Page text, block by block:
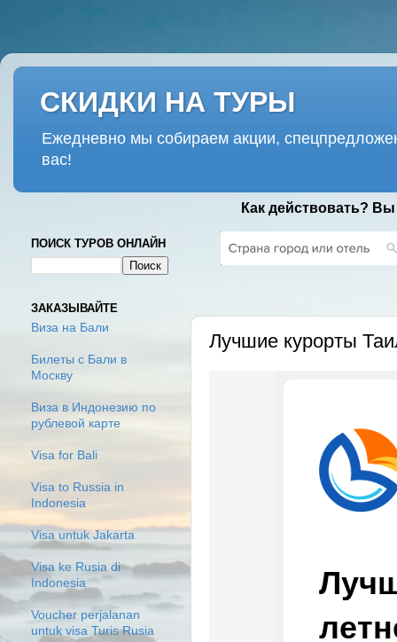
СКИДКИ НА ТУРЫ
Ежедневно мы собираем акции,
вас!
Как действовать?
Лучшие курорты
ПОИСК ТУРОВ ОНЛАЙН
ЗАКАЗЫВАЙТЕ
Виза на Бали
Билеты с Бали в
Москву
Виза в Индонезию по
рублевой карте
Visa for Bali
Visa to Russia in
Indonesia
Visa untuk Jakarta
Visa ke Rusia di
Indonesia
Voucher perjalanan
untuk visa Turis Rusia